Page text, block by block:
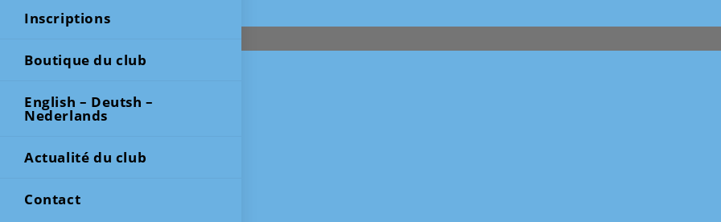
Inscriptions
Boutique du club
English – Deutsh –
Nederlands
Actualité du club
Contact